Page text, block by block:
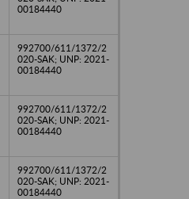
00184440
992700/611/1372/2
020-SAK; UNP: 2021-
00184440
992700/611/1372/2
020-SAK; UNP: 2021-
00184440
992700/611/1372/2
020-SAK; UNP: 2021-
00184440